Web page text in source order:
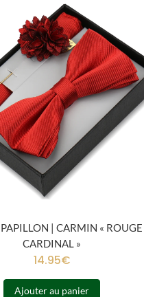
| CARMIN « ROUGE
CARDINAL »
14.95€
Ajouter au panier